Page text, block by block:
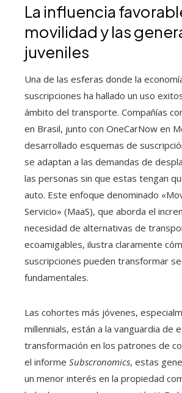
La influencia
movilidad y las
juveniles
Una de las esferas donde la
suscripciones ha hallado un uso
ámbito del transporte. Compañías
en Brasil, junto con OneCarNow en
desarrollado esquemas de
se adaptan a las demandas de
las personas sin que estas tengan
auto. Este enfoque denominado
Servicio» (MaaS), que aborda el
necesidad de alternativas de
ecoamigables, ilustra claramente
suscripciones pueden transformar
fundamentales.
Las cohortes más jóvenes,
millennials, están a la vanguardia de
transformación en los patrones de
el informe Subscronomics, estas
un menor interés en la propiedad